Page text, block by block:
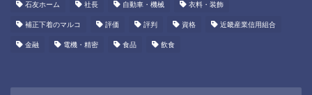
石友ホーム 社長 自動車・機械 衣料・装飾
補正下着のマルコ 評価 評判 資格 近畿産業信用組合
金融 電機・精密 食品 飲食